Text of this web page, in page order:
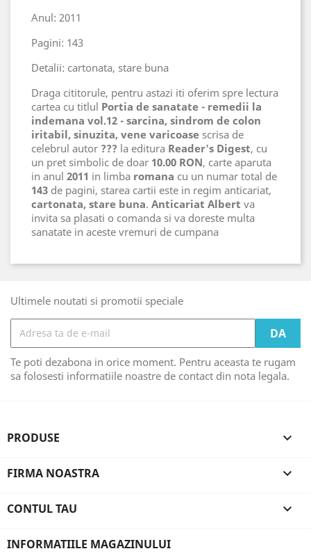
Anul: 2011
Pagini: 143
Detalii: cartonata, stare buna
Draga cititorule, pentru astazi iti oferim spre lectura
cartea cu titlul Portia de sanatate - remedii la
indemana vol.12 - sarcina, sindrom de colon
iritabil, sinuzita, vene varicoase scrisa de
celebrul autor ??? la editura Reader's Digest, cu
un pret simbolic de doar 10.00 RON, carte aparuta
in anul 2011 in limba romana cu un numar total de
143 de pagini, starea cartii este in regim anticariat,
cartonata, stare buna. Anticariat Albert va
invita sa plasati o comanda si va doreste multa
sanatate in aceste vremuri de cumpana
Ultimele noutati si promotii speciale
Te poti dezabona in orice moment. Pentru aceasta te rugam
sa folosesti informatiile noastre de contact din nota legala.
PRODUSE 
FIRMA NOASTRA 
CONTUL TAU 
INFORMATIILE MAGAZINULUI